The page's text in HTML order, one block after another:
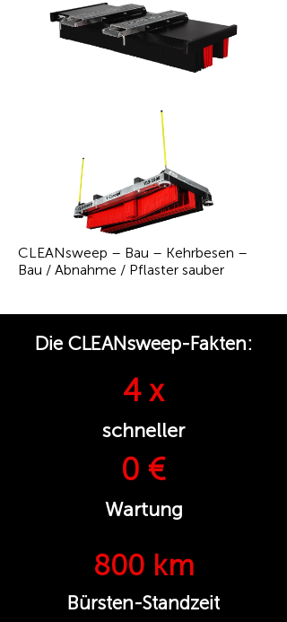
CLEANsweep – Bau – Kehrbesen –
Bau / Abnahme / Pflaster sauber
Die CLEANsweep-Fakten:
4 x
schneller
0 €
Wartung
800 km
Bürsten-Standzeit